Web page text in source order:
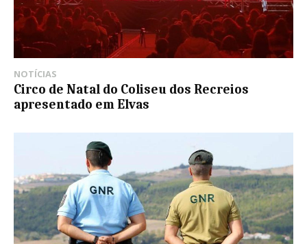
NOTÍCIAS
Circo de Natal do Coliseu dos Recreios
apresentado em Elvas